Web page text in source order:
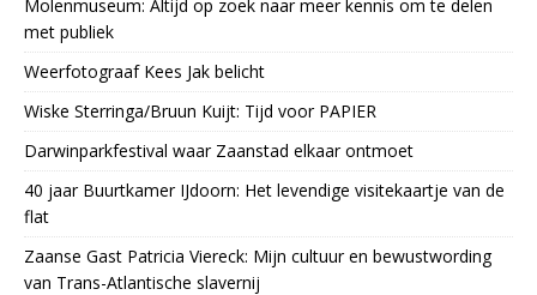
Molenmuseum: Altijd op zoek naar meer kennis om te delen
met publiek
Weerfotograaf Kees Jak belicht
Wiske Sterringa/Bruun Kuijt: Tijd voor PAPIER
Darwinparkfestival waar Zaanstad elkaar ontmoet
40 jaar Buurtkamer IJdoorn: Het levendige visitekaartje van de
flat
Zaanse Gast Patricia Viereck: Mijn cultuur en bewustwording
van Trans-Atlantische slavernij